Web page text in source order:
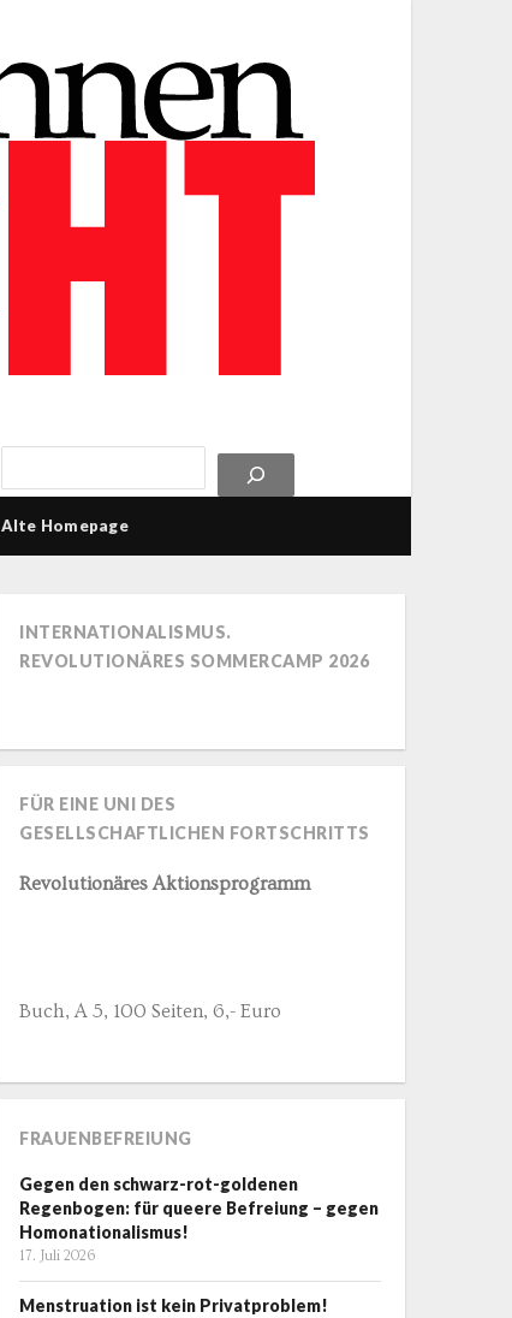
Alte Homepage
INTERNATIONALISMUS.
REVOLUTIONÄRES SOMMERCAMP 2026
FÜR EINE UNI DES
GESELLSCHAFTLICHEN FORTSCHRITTS
Revolutionäres Aktionsprogramm
Buch, A 5, 100 Seiten, 6,- Euro
FRAUENBEFREIUNG
Gegen den schwarz-rot-goldenen
Regenbogen: für queere Befreiung – gegen
Homonationalismus!
17. Juli 2026
Menstruation ist kein Privatproblem!